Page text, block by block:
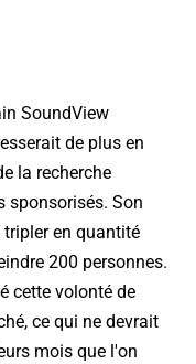
SoundView
de plus en
la recherche
sponsorisés. Son
en quantité
200 personnes.
cette volonté de
ce qui ne devrait
mois que l'on